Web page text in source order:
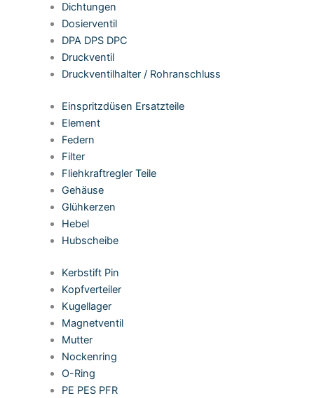
Dichtungen
Dosierventil
DPA DPS DPC
Druckventil
Druckventilhalter / Rohranschluss
Einspritzdüsen Ersatzteile
Element
Federn
Filter
Fliehkraftregler Teile
Gehäuse
Glühkerzen
Hebel
Hubscheibe
Kerbstift Pin
Kopfverteiler
Kugellager
Magnetventil
Mutter
Nockenring
O-Ring
PE PES PFR